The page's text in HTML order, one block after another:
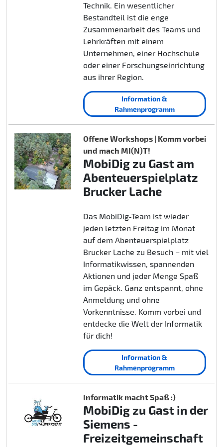
Technik. Ein wesentlicher
Bestandteil ist die enge
Zusammenarbeit des Teams und
Lehrkräften mit einem
Unternehmen, einer Hochschule
oder einer Forschungseinrichtung
aus ihrer Region.
Information &
Rahmenprogramm
Offene Workshops | Komm vorbei
und mach MI(N)T!
MobiDig zu Gast am
Abenteuerspielplatz
Brucker Lache
Das MobiDig‑Team ist wieder
jeden letzten Freitag im Monat
auf dem Abenteuerspielplatz
Brucker Lache zu Besuch – mit viel
Informatikwissen, spannenden
Aktionen und jeder Menge Spaß
im Gepäck. Ganz entspannt, ohne
Anmeldung und ohne
Vorkenntnisse. Komm vorbei und
entdecke die Welt der Informatik
für dich!
Information &
Rahmenprogramm
Informatik macht Spaß :)
MobiDig zu Gast in der
Siemens -
Freizeitgemeinschaft